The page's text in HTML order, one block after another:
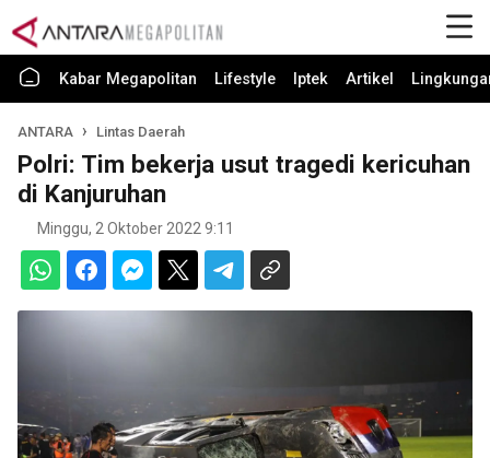
Kabar Megapolitan Lifestyle Iptek Artikel
ANTARA Lintas Daerah
Polri: Tim bekerja usut tragedi kericuhan
di Kanjuruhan
Minggu, 2 Oktober 2022 9:11